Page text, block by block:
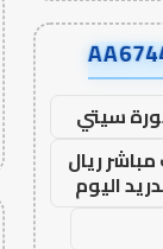
سيتي
ريال
اليوم